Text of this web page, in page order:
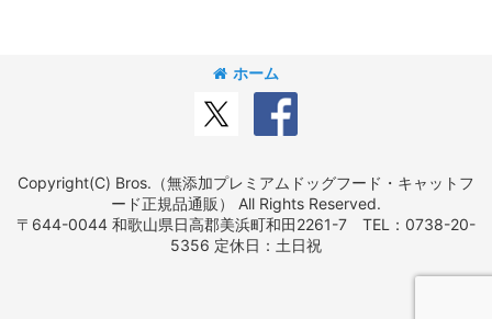
ホーム
Copyright(C) Bros.（無添加プレミアムドッグフード・キャットフ
ード正規品通販） All Rights Reserved.
〒644-0044 和歌山県日高郡美浜町和田2261-7 TEL：0738-20-
5356 定休日：土日祝